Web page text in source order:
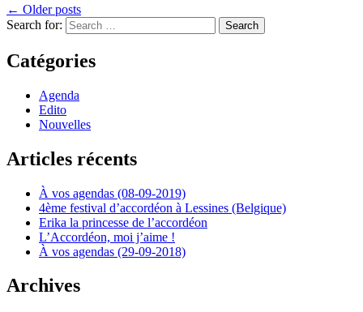
← Older posts
Search for:
Catégories
Agenda
Edito
Nouvelles
Articles récents
À vos agendas (08-09-2019)
4ème festival d’accordéon à Lessines (Belgique)
Erika la princesse de l’accordéon
L’Accordéon, moi j’aime !
À vos agendas (29-09-2018)
Archives